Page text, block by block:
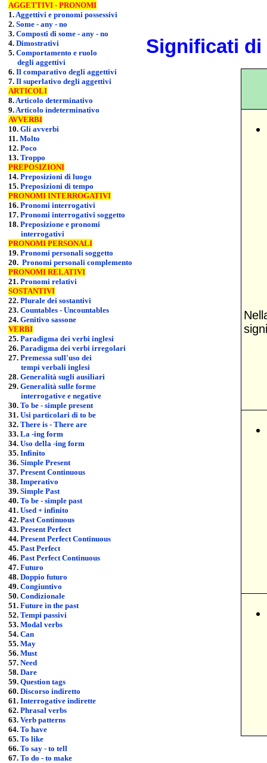
AGGETTIVI - PRONOMI
1.Aggettivi e pronomi possessivi
2. Some - any - no
3. Composti di some - any - no
4. Dimostrativi
5. Comportamento e ruolo
degli aggettivi
6. Il comparativo degli aggettivi
7. Il superlativo degli aggettivi
ARTICOLI
8.Articolo determinativo
9.Articolo indeterminativo
AVVERBI
10. Gli avverbi
11. Molto
12. Poco
13. Troppo
PREPOSIZIONI
14. Preposizioni di luogo
15. Preposizioni di tempo
PRONOMI INTERROGATIVI
16. Pronomi interrogativi
17. Pronomi interrogativi soggetto
18. Preposizione e pronomi
interrogativi
PRONOMI PERSONALI
19. Pronomi personali soggetto
20. Pronomi personali complemento
PRONOMI RELATIVI
21. Pronomi relativi
SOSTANTIVI
22. Plurale dei sostantivi
23. Countables - Uncountables
24. Genitivo sassone
VERBI
25. Paradigma dei verbi inglesi
26. Paradigma dei verbi irregolari
27. Premessa sull'uso dei
tempi verbali inglesi
28. Generalità sugli ausiliari
29. Generalità sulle forme
interrogative e negative
30. To be - simple present
31. Usi particolari di to be
32. There is - There are
33. La -ing form
34. Uso della -ing form
35. Infinito
36. Simple Present
37. Present Continuous
38. Imperativo
39. Simple Past
40. To be - simple past
41. Used + infinito
42. Past Continuous
43. Present Perfect
44. Present Perfect Continuous
45. Past Perfect
46. Past Perfect Continuous
47. Futuro
48. Doppio futuro
49. Congiuntivo
50. Condizionale
51. Future in the past
52. Tempi passivi
53. Modal verbs
54. Can
55. May
56. Must
57. Need
58. Dare
59. Question tags
60. Discorso indiretto
61. Interrogative indirette
62. Phrasal verbs
63. Verb patterns
64. To have
65. To like
66. To say - to tell
67. To do - to make
Significati di